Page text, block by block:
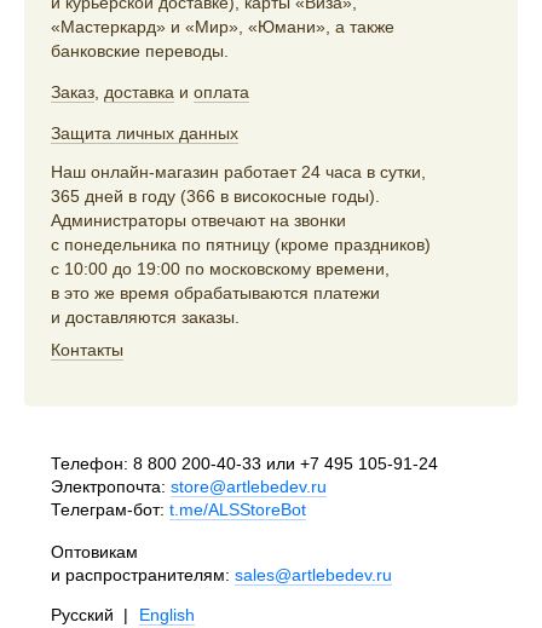
«Мастеркард» и «Мир», «Юмани», а также
банковские переводы.
Заказ, доставка и оплата
Защита личных данных
Наш онлайн-магазин работает 24 часа в сутки,
365 дней в году (366 в високосные годы).
Администраторы отвечают на звонки
с понедельника по пятницу (кроме праздников)
с 10:00 до 19:00 по московскому времени,
в это же время обрабатываются платежи
и доставляются заказы.
Контакты
Телефон: 8 800 200-40-33 или +7 495 105-91-24
Электропочта: store@artlebedev.ru
Телеграм-бот: t.me/ALSStoreBot
Оптовикам
и распространителям: sales@artlebedev.ru
Русский | English